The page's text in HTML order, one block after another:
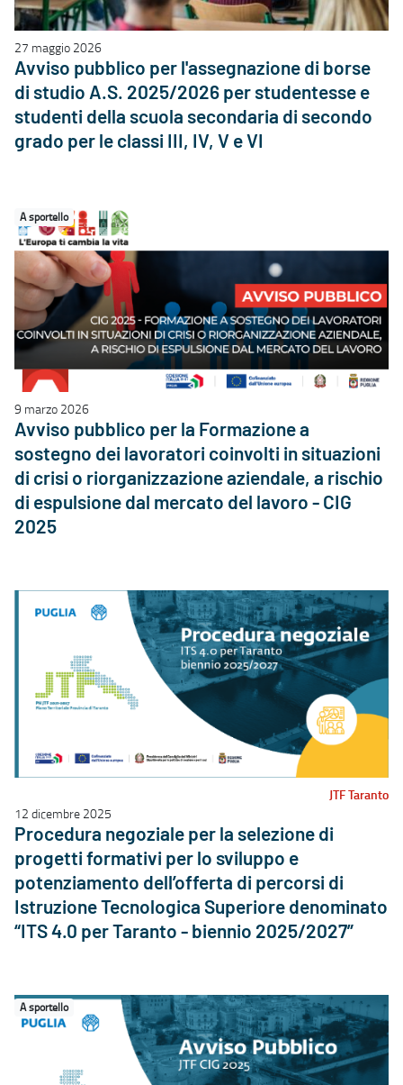
27 maggio 2026
Avviso pubblico per l'assegnazione di borse
di studio A.S. 2025/2026 per studentesse e
studenti della scuola secondaria di secondo
grado per le classi III, IV, V e VI
A sportello
9 marzo 2026
Avviso pubblico per la Formazione a
sostegno dei lavoratori coinvolti in situazioni
di crisi o riorganizzazione aziendale, a rischio
di espulsione dal mercato del lavoro - CIG
2025
JTF Taranto
12 dicembre 2025
Procedura negoziale per la selezione di
progetti formativi per lo sviluppo e
potenziamento dell’offerta di percorsi di
Istruzione Tecnologica Superiore denominato
“ITS 4.0 per Taranto - biennio 2025/2027”
A sportello